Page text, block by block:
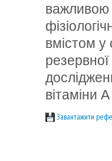
важливою
вмістом у
вітаміни А
Завантажити